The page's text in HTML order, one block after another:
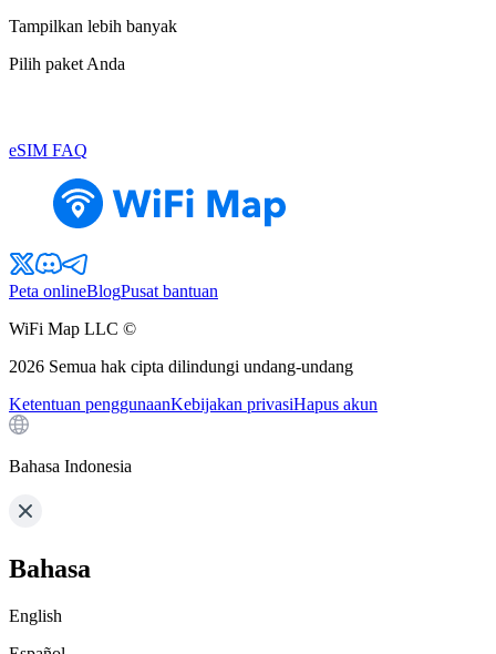
Tampilkan lebih banyak
Pilih paket Anda
eSIM FAQ
Peta onlineBlogPusat bantuan
WiFi Map LLC ©
2026 Semua hak cipta dilindungi undang-undang
Ketentuan penggunaanKebijakan privasiHapus akun
Bahasa Indonesia
Bahasa
English